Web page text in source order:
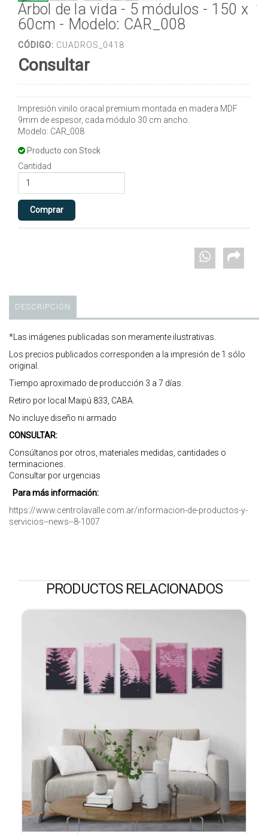
Árbol de la vida - 5 módulos - 150 x
60cm - Modelo: CAR_008
CÓDIGO: CUADROS_0418
Consultar
Impresión vinilo oracal premium montada en madera MDF
9mm de espesor, cada módulo 30 cm ancho.
Modelo: CAR_008
Producto con Stock
Cantidad
DESCRIPCIÓN
*Las imágenes publicadas son meramente ilustrativas.
Los precios publicados corresponden a la impresión de 1 sólo
original.
Tiempo aproximado de producción 3 a 7 días.
Retiro por local Maipú 833, CABA.
No incluye diseño ni armado
CONSULTAR:
Consúltanos por otros, materiales medidas, cantidades o
terminaciones.
Consultar por urgencias
Para más información:
https://www.centrolavalle.com.ar/informacion-de-productos-y-
servicios--news--8-1007
PRODUCTOS RELACIONADOS